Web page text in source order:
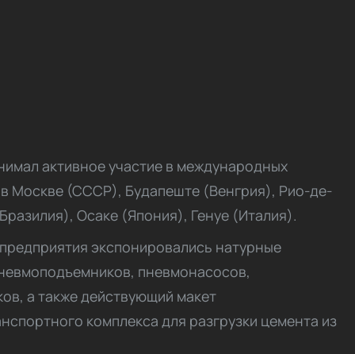
активное участие в международных
в Москве (СССР), Будапеште (Венгрия), Рио-де-
Осаке (Япония), Генуе (Италия).
экспонировались натурные
пневмонасосов,
а также действующий макет
комплекса для разгрузки цемента из